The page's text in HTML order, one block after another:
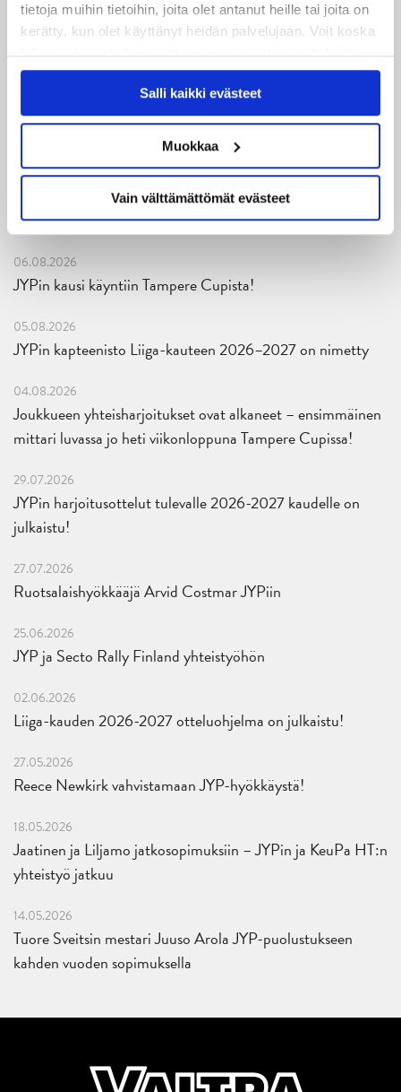
tietoja muihin tietoihin, joita olet antanut heille tai joita on
kerätty, kun olet käyttänyt heidän palvelujaan. Voit koska
tahansa kumota tai muuttaa suostumustasi evästeiden
käytöstäEvästeet-sivultamme.
Salli kaikki evästeet
Muokkaa
Vain välttämättömät evästeet
Uusimmat
06.08.2026
JYPin kausi käyntiin Tampere Cupista!
05.08.2026
JYPin kapteenisto Liiga-kauteen 2026–2027 on nimetty
04.08.2026
Joukkueen yhteisharjoitukset ovat alkaneet – ensimmäinen
mittari luvassa jo heti viikonloppuna Tampere Cupissa!
29.07.2026
JYPin harjoitusottelut tulevalle 2026-2027 kaudelle on
julkaistu!
27.07.2026
Ruotsalaishyökkääjä Arvid Costmar JYPiin
25.06.2026
JYP ja Secto Rally Finland yhteistyöhön
02.06.2026
Liiga-kauden 2026-2027 otteluohjelma on julkaistu!
27.05.2026
Reece Newkirk vahvistamaan JYP-hyökkäystä!
18.05.2026
Jaatinen ja Liljamo jatkosopimuksiin – JYPin ja KeuPa HT:n
yhteistyö jatkuu
14.05.2026
Tuore Sveitsin mestari Juuso Arola JYP-puolustukseen
kahden vuoden sopimuksella